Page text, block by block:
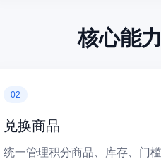
核心能力
兑换商品
统一管理积分商品、库存、门槛